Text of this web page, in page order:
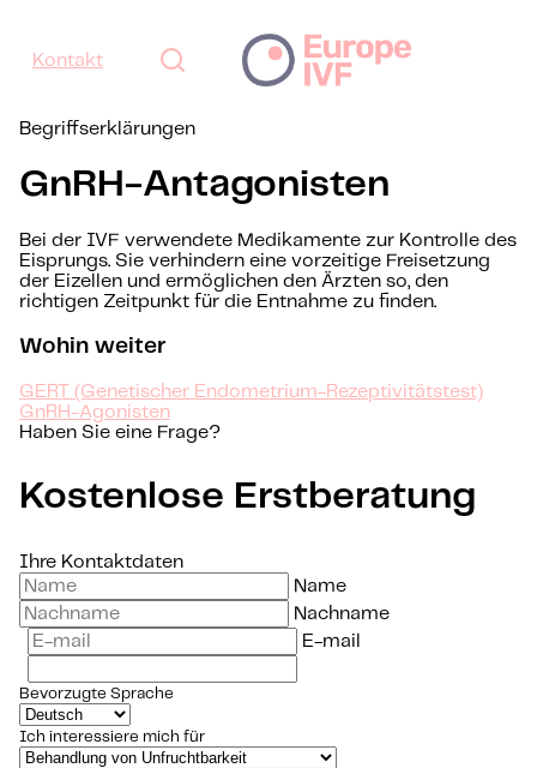
Kontakt
Begriffserklärungen
GnRH-Antagonisten
Bei der IVF verwendete Medikamente zur Kontrolle des
Eisprungs. Sie verhindern eine vorzeitige Freisetzung
der Eizellen und ermöglichen den Ärzten so, den
richtigen Zeitpunkt für die Entnahme zu finden.
Wohin weiter
GERT (Genetischer Endometrium-Rezeptivitätstest)
GnRH-Agonisten
Haben Sie eine Frage?
Kostenlose Erstberatung
Ihre Kontaktdaten
Name
Nachname
E-mail
Bevorzugte Sprache
Ich interessiere mich für